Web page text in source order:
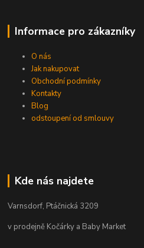
Informace pro zákazníky
O nás
Jak nakupovat
Obchodní podmínky
Kontakty
Blog
odstoupení od smlouvy
Kde nás najdete
Varnsdorf, Ptáčnická 3209
v prodejně Kočárky a Baby Market